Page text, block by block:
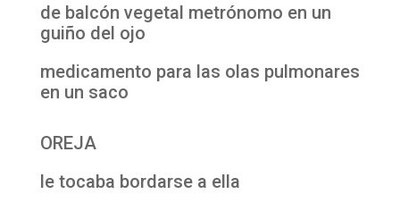
de balcón vegetal metrónomo en un
guiño del ojo
medicamento para las olas pulmonares
en un saco
OREJA
le tocaba bordarse a ella